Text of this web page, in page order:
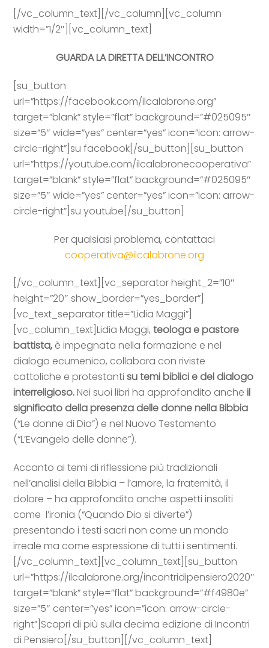
[/vc_column_text][/vc_column][vc_column
width=”1/2″][vc_column_text]
GUARDA LA DIRETTA DELL’INCONTRO
[su_button
url=”https://facebook.com/ilcalabrone.org”
target=”blank” style=”flat” background=”#025095″
size=”5″ wide=”yes” center=”yes” icon=”icon: arrow-
circle-right”]su facebook[/su_button][su_button
url=”https://youtube.com/ilcalabronecooperativa”
target=”blank” style=”flat” background=”#025095″
size=”5″ wide=”yes” center=”yes” icon=”icon: arrow-
circle-right”]su youtube[/su_button]
Per qualsiasi problema, contattaci
cooperativa@ilcalabrone.org
[/vc_column_text][vc_separator height_2=”10″
height=”20″ show_border=”yes_border”]
[vc_text_separator title=”Lidia Maggi”]
[vc_column_text]Lidia Maggi,teologa e pastore
battista, è impegnata nella formazione e nel
dialogo ecumenico, collabora con riviste
cattoliche e protestantisu temi biblici e del dialogo
interreligioso.Nei suoi libri ha approfondito ancheil
significato della presenza delle donne nella Bibbia
(“Le donne di Dio”) e nel Nuovo Testamento
(“L’Evangelo delle donne”).
Accanto ai temi di riflessione più tradizionali
nell’analisi della Bibbia – l’amore, la fraternità, il
dolore – ha approfondito anche aspetti insoliti
come l’ironia (“Quando Dio si diverte”)
presentando i testi sacri non come un mondo
irreale ma come espressione di tutti i sentimenti.
[/vc_column_text][vc_column_text][su_button
url=”https://ilcalabrone.org/incontridipensiero2020″
target=”blank” style=”flat” background=”#f4980e”
size=”5″ center=”yes” icon=”icon: arrow-circle-
right”]Scopri di più sulla decima edizione di Incontri
di Pensiero[/su_button][/vc_column_text]